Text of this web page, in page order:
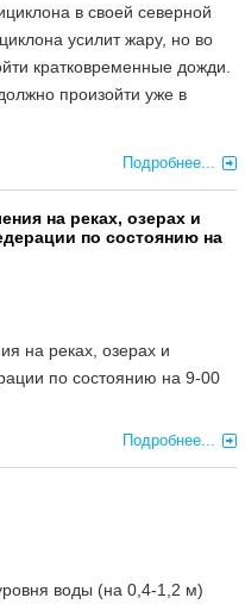
в своей северной
усилит жару, но во
кратковременные дожди.
произойти уже в
Подробнее...
на реках, озерах и
по состоянию на
на реках, озерах и
по состоянию на 9-00
Подробнее...
воды (на 0,4-1,2 м)